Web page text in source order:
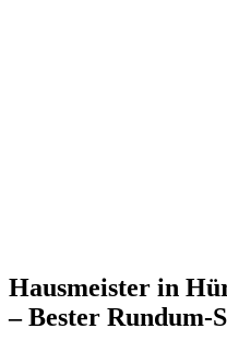
Hausmeister in
– Bester Rundum-